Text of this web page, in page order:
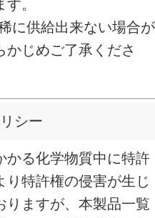
。
に供給出来ない場合が
かじめご了承くださ
シー
かる化学物質中に特許
り特許権の侵害が生じ
りますが、本製品一覧